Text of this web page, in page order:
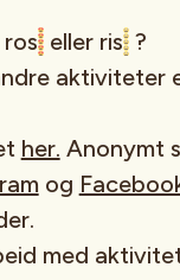
eller ris ?
aktiviteter
her. Anonymt
og
med